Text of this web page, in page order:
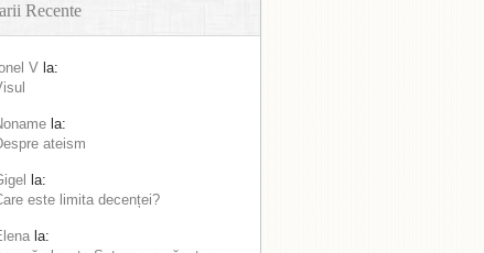
Recente
V la:
la:
ateism
la:
este limita decenței?
la: